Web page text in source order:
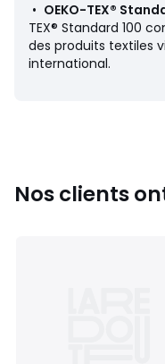
Couleurs
Imprimé
Tailles
34/36, 38/40,
• OEKO-TEX®
TEX® Standard 100
des produits textiles
international.
Nos clients